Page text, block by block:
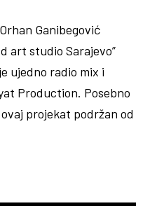
Ganibegović
art studio Sarajevo”
ujedno radio mix i
Production. Posebno
projekat podržan od